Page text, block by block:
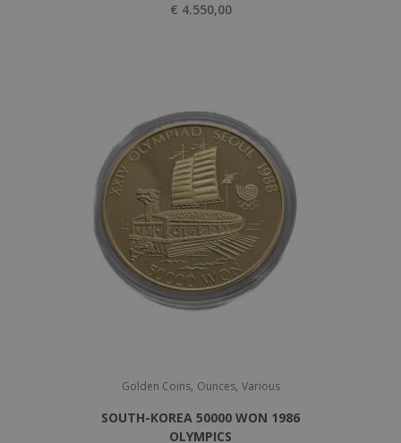
€ 4.550,00
Golden Coins, Ounces, Various
SOUTH-KOREA 50000 WON 1986
OLYMPICS